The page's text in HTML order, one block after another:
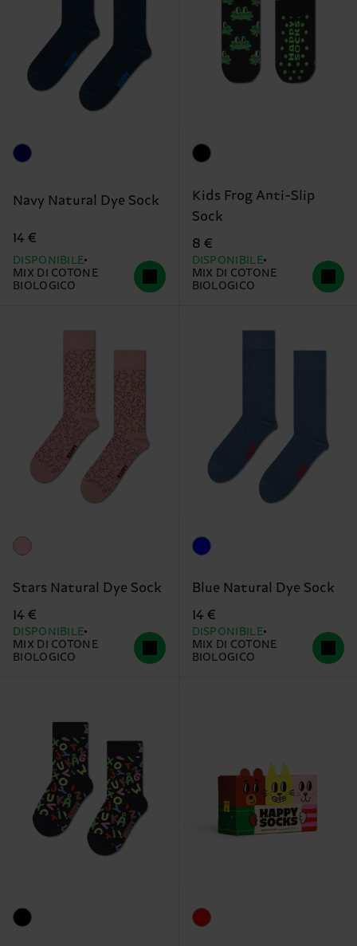
Navy Natural Dye Sock
14 €
DISPONIBILE
MIX DI COTONE
BIOLOGICO
Kids Frog Anti-Slip
Sock
8 €
DISPONIBILE
MIX DI COTONE
BIOLOGICO
Stars Natural Dye Sock
14 €
DISPONIBILE
MIX DI COTONE
BIOLOGICO
Blue Natural Dye Sock
14 €
DISPONIBILE
MIX DI COTONE
BIOLOGICO